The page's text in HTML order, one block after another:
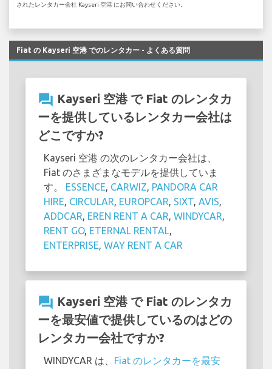
されたレンタカー会社 Kayseri 空港 にお問い合わせください。
Fiat の Kayseri 空港 でのレンタカー - よくある質問
question_answer Kayseri 空港 で Fiat のレンタカ
ーを提供しているレンタカー会社は
どこですか?
Kayseri 空港 の次のレンタカー会社は、
Fiat のさまざまなモデルを提供していま
す。 ESSENCE, CARWIZ, PANDORA CAR
HIRE, CIRCULAR, EUROPCAR, SIXT, AVIS,
ADDCAR, EREN RENT A CAR, WINDYCAR,
RENT GO, ETERNAL RENTAL,
ENTERPRISE, WAY RENT A CAR
question_answer Kayseri 空港 で Fiat のレンタカ
ーを最安値で提供しているのはどの
レンタカー会社ですか?
WINDYCAR は、 Fiat のレンタカーを最安